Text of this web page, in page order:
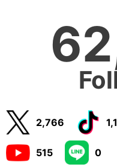
2,766
515 0